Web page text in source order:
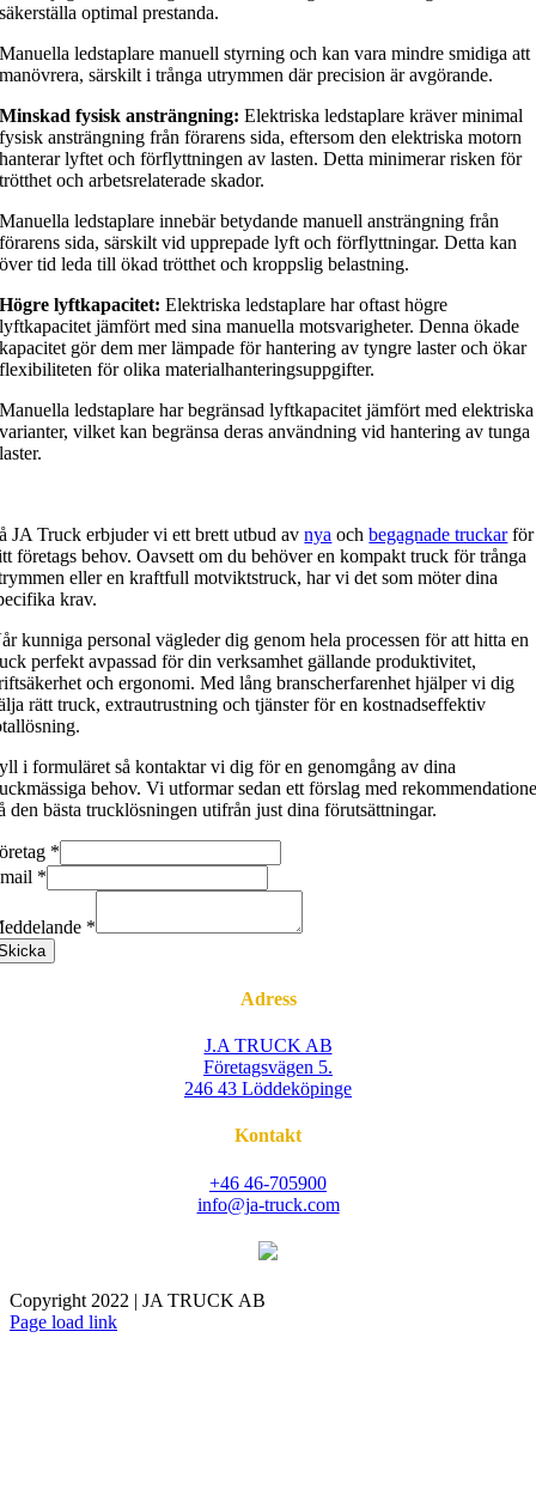
säkerställa optimal prestanda.
Manuella ledstaplare manuell styrning och kan vara mindre smidiga att
manövrera, särskilt i trånga utrymmen där precision är avgörande.
Minskad fysisk ansträngning: Elektriska ledstaplare kräver minimal
fysisk ansträngning från förarens sida, eftersom den elektriska motorn
hanterar lyftet och förflyttningen av lasten. Detta minimerar risken för
trötthet och arbetsrelaterade skador.
Manuella ledstaplare innebär betydande manuell ansträngning från
förarens sida, särskilt vid upprepade lyft och förflyttningar. Detta kan
över tid leda till ökad trötthet och kroppslig belastning.
Högre lyftkapacitet: Elektriska ledstaplare har oftast högre
lyftkapacitet jämfört med sina manuella motsvarigheter. Denna ökade
kapacitet gör dem mer lämpade för hantering av tyngre laster och ökar
flexibiliteten för olika materialhanteringsuppgifter.
Manuella ledstaplare har begränsad lyftkapacitet jämfört med elektriska
varianter, vilket kan begränsa deras användning vid hantering av tunga
laster.
JA Truck erbjuder vi ett brett utbud avnya ochbegagnade truckarför
företags behov. Oavsett om du behöver en kompakt truck för trånga
eller en kraftfull motviktstruck, har vi det som möter dina
krav.
kunniga personal vägleder dig genom hela processen för att hitta en
perfekt avpassad för din verksamhet gällande produktivitet,
och ergonomi. Med lång branscherfarenhet hjälper vi dig
rätt truck, extrautrustning och tjänster för en kostnadseffektiv
i formuläret så kontaktar vi dig för en genomgång av dina
behov. Vi utformar sedan ett förslag med
den bästa trucklösningen utifrån just dina förutsättningar.
*
*
*
Adress
J.A TRUCK AB
Företagsvägen 5.
246 43 Löddeköpinge
Kontakt
+46 46-705900
info@ja-truck.com
Copyright 2022 | JA TRUCK AB
Facebook
Instagram
Page load link